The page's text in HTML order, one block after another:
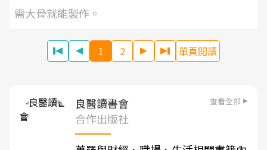
需大骨就能製作。
1 2 單頁閱讀
良醫讀書會 查看全部
合作出版社